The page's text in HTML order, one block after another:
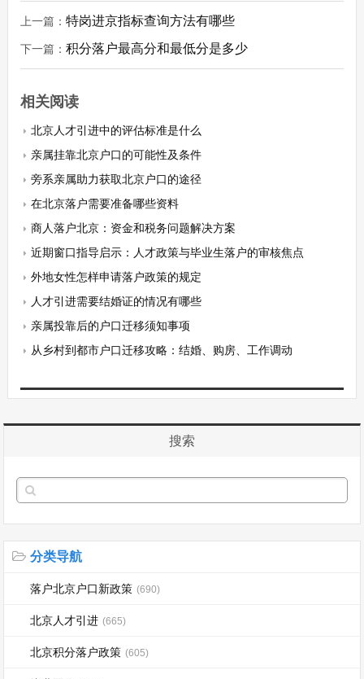
上一篇： 特岗进京指标查询方法有哪些
下一篇： 积分落户最高分和最低分是多少
相关阅读
北京人才引进中的评估标准是什么
亲属挂靠北京户口的可能性及条件
旁系亲属助力获取北京户口的途径
在北京落户需要准备哪些资料
商人落户北京：资金和税务问题解决方案
近期窗口指导启示：人才政策与毕业生落户的审核焦点
外地女性怎样申请落户政策的规定
人才引进需要结婚证的情况有哪些
亲属投靠后的户口迁移须知事项
从乡村到都市户口迁移攻略：结婚、购房、工作调动
搜索
分类导航
落户北京户口新政策 (690)
北京人才引进 (665)
北京积分落户政策 (605)